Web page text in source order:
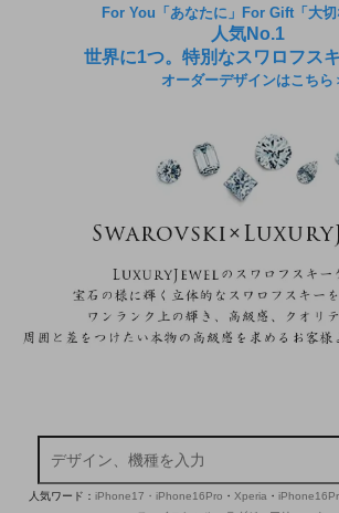
For You「あなたに」For Gift「大切
人気No.1
世界に1つ。特別なスワロフス
オーダーデザインはこちら
人気ワード： iPhone17・iPhone16Pro ・ Xperia ・